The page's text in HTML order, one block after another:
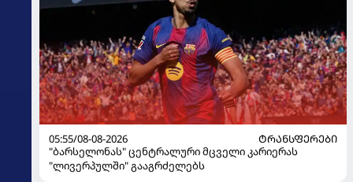
05:55/08-08-2026
ᲢᲠᲐᲜᲡᲤᲔᲠᲔᲑᲘ
"ბარსელონას" ცენტრალური მცველი კარიერას
"ლივერპულში" გააგრძელებს